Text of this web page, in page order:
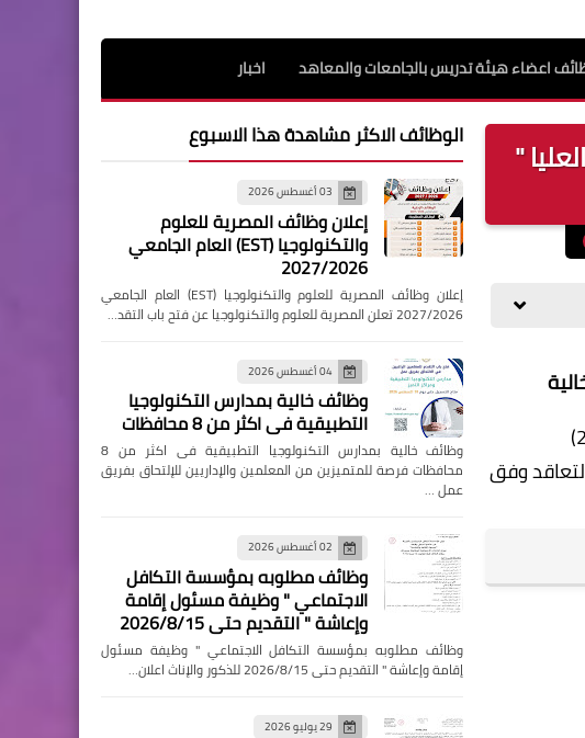
اعضاء هيئة تدريس بالجامعات والمعاهد اخبار
"
وفق
الوظائف الاكثر مشاهدة هذا الاسبوع
03 أغسطس 2026
إعلان وظائف المصرية للعلوم
والتكنولوجيا (EST) العام الجامعي
2027/2026
إعلان وظائف المصرية للعلوم والتكنولوجيا (EST) العام الجامعي
2027/2026 تعلن المصرية للعلوم والتكنولوجيا عن فتح باب التقد…
04 أغسطس 2026
وظائف خالية بمدارس التكنولوجيا
التطبيقية فى اكثر من 8 محافظات
وظائف خالية بمدارس التكنولوجيا التطبيقية فى اكثر من 8
محافظات فرصة للمتميزين من المعلمين والإداريين للإلتحاق بفريق
عمل …
02 أغسطس 2026
وظائف مطلوبه بمؤسسة التكافل
الاجتماعي " وظيفة مسئول إقامة
وإعاشة " التقديم حتى 2026/8/15
وظائف مطلوبه بمؤسسة التكافل الاجتماعي " وظيفة مسئول
إقامة وإعاشة " التقديم حتى 2026/8/15 للذكور والإناث اعلان…
29 يوليو 2026